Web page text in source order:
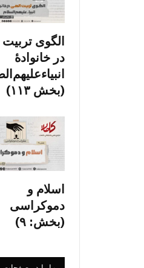
الگوی
در خانوادۀ
(بخش ۱۱۳)
اسلام و
دموکراسی
(بخش: ۹)